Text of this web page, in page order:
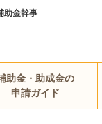
助金幹事
助金・助成金の
申請ガイド